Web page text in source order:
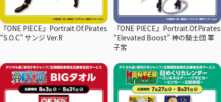
『ONE PIECE』Portrait.Of.Pirates
“S.O.C” サンジ Ver.R
『ONE PIECE』Portrait.Of.Pirates
“Elevated Boost” 神の騎士団 軍
子宮